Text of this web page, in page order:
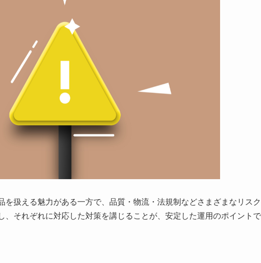
を扱える魅力がある一方で、品質・物流・法規制などさまざまなリス
、それぞれに対応した対策を講じることが、安定した運用のポイントで